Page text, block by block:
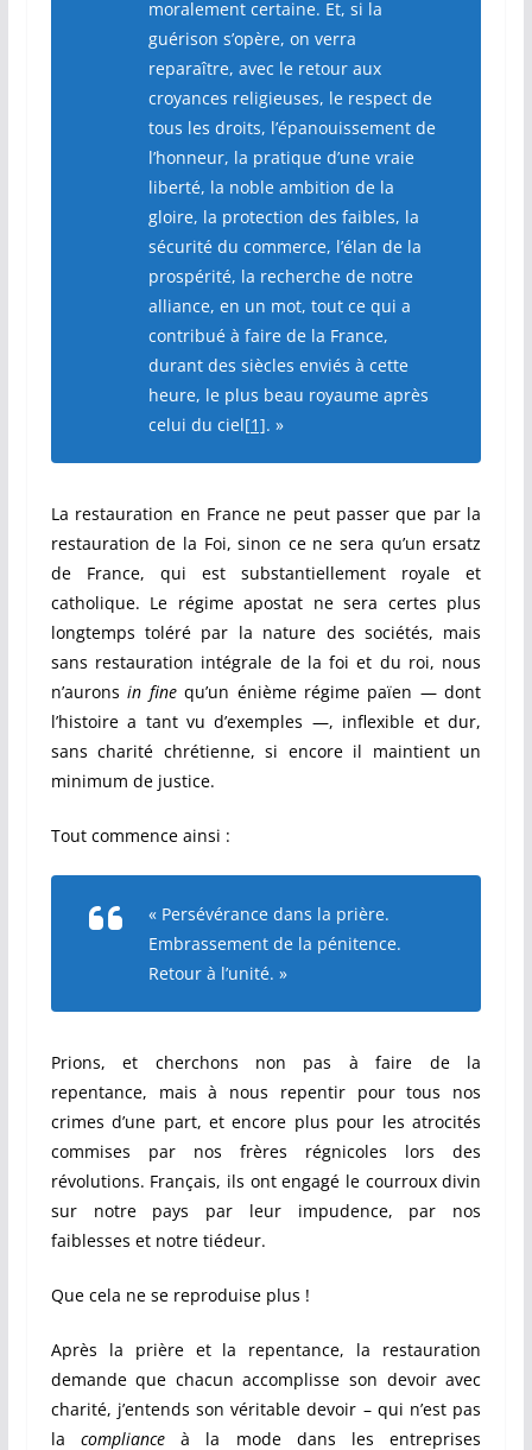
moralement certaine. Et, si la
guérison s’opère, on verra
reparaître, avec le retour aux
croyances religieuses, le respect de
tous les droits, l’épanouissement de
l’honneur, la pratique d’une vraie
liberté, la noble ambition de la
gloire, la protection des faibles, la
sécurité du commerce, l’élan de la
prospérité, la recherche de notre
alliance, en un mot, tout ce qui a
contribué à faire de la France,
durant des siècles enviés à cette
heure, le plus beau royaume après
celui du ciel[1]. »
La restauration en France ne peut passer que par la
restauration de la Foi, sinon ce ne sera qu’un ersatz
de France, qui est substantiellement royale et
catholique. Le régime apostat ne sera certes plus
longtemps toléré par la nature des sociétés, mais
sans restauration intégrale de la foi et du roi, nous
n’auronsin finequ’un énième régime païen — dont
l’histoire a tant vu d’exemples —, inflexible et dur,
sans charité chrétienne, si encore il maintient un
minimum de justice.
Tout commence ainsi :
« Persévérance dans la prière.
Embrassement de la pénitence.
Retour à l’unité. »
Prions, et cherchons non pas à faire de la
repentance, mais à nous repentir pour tous nos
crimes d’une part, et encore plus pour les atrocités
commises par nos frères régnicoles lors des
révolutions. Français, ils ont engagé le courroux divin
sur notre pays par leur impudence, par nos
faiblesses et notre tiédeur.
Que cela ne se reproduise plus !
Après la prière et la repentance, la restauration
demande que chacun accomplisse son devoir avec
charité, j’entends son véritable devoir – qui n’est pas
la complianceà la mode dans les entreprises